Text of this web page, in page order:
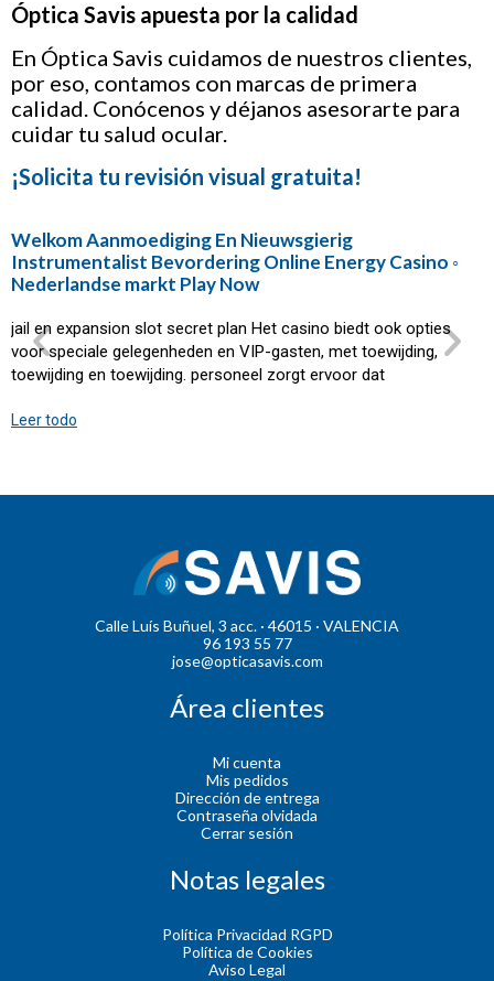
Óptica Savis apuesta por la calidad
En Óptica Savis cuidamos de nuestros clientes,
por eso, contamos con marcas de primera
calidad. Conócenos y déjanos asesorarte para
cuidar tu salud ocular.
¡Solicita tu revisión visual gratuita!
Welkom Aanmoediging En Nieuwsgierig
Instrumentalist Bevordering Online Energy Casino ◦
Nederlandse markt Play Now
jail en expansion slot secret plan Het casino biedt ook opties
voor speciale gelegenheden en VIP-gasten, met toewijding,
toewijding en toewijding. personeel zorgt ervoor dat
Leer todo
Calle Luís Buñuel, 3 acc. · 46015 · VALENCIA
96 193 55 77
jose@opticasavis.com
Área clientes
Mi cuenta
Mis pedidos
Dirección de entrega
Contraseña olvidada
Cerrar sesión
Notas legales
Política Privacidad RGPD
Política de Cookies
Aviso Legal